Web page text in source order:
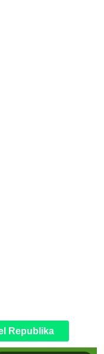
Republika